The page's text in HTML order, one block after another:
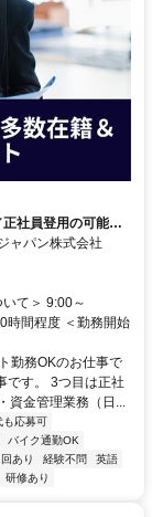
社員登用の可能性
ャパン株式会社
て＞ 9:00～
時間程度 ＜勤務開始
勤務OKのお仕事で
です。 3つ目は正社
資金管理業務（日...
も応募可
バイク通勤OK
あり 経験不問
英語
研修あり